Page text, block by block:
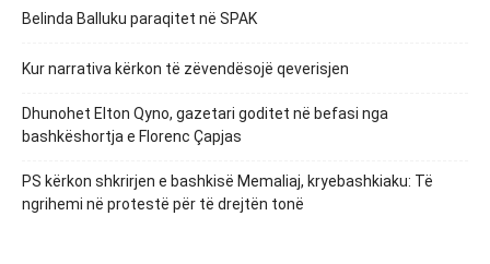
Belinda Balluku paraqitet në SPAK
Kur narrativa kërkon të zëvendësojë qeverisjen
Dhunohet Elton Qyno, gazetari goditet në befasi nga
bashkëshortja e Florenc Çapjas
PS kërkon shkrirjen e bashkisë Memaliaj, kryebashkiaku: Të
ngrihemi në protestë për të drejtën tonë